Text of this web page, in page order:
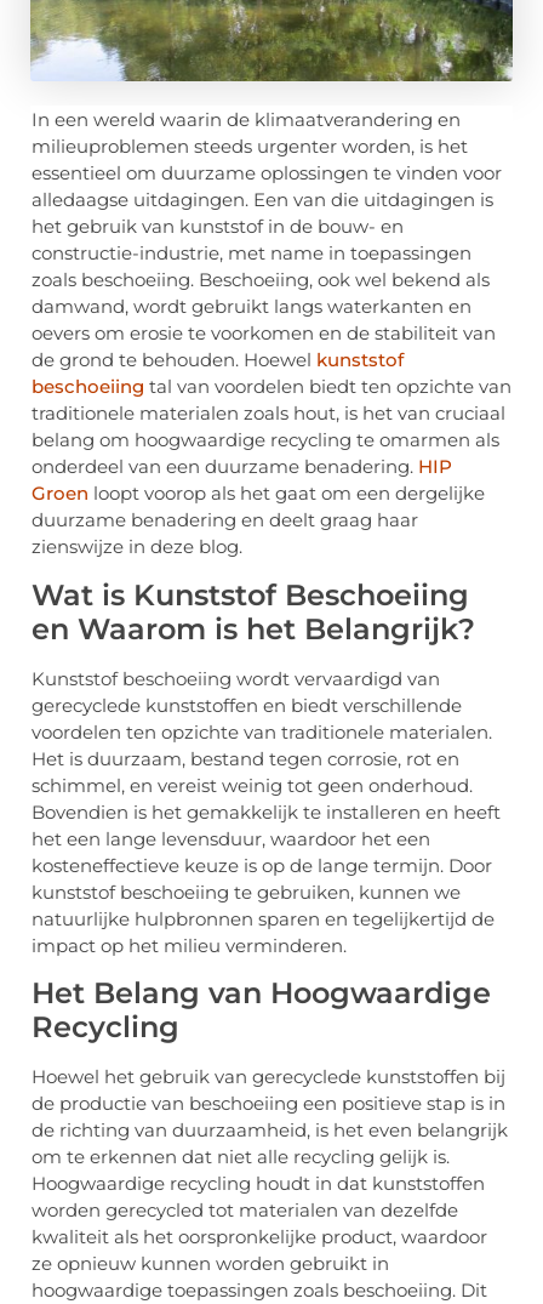
In een wereld waarin de klimaatverandering en
milieuproblemen steeds urgenter worden, is het
essentieel om duurzame oplossingen te vinden voor
alledaagse uitdagingen. Een van die uitdagingen is
het gebruik van kunststof in de bouw- en
constructie-industrie, met name in toepassingen
zoals beschoeiing. Beschoeiing, ook wel bekend als
damwand, wordt gebruikt langs waterkanten en
oevers om erosie te voorkomen en de stabiliteit van
de grond te behouden. Hoewel kunststof
beschoeiing tal van voordelen biedt ten opzichte van
traditionele materialen zoals hout, is het van cruciaal
belang om hoogwaardige recycling te omarmen als
onderdeel van een duurzame benadering. HIP
Groen loopt voorop als het gaat om een dergelijke
duurzame benadering en deelt graag haar
zienswijze in deze blog.
Wat is Kunststof Beschoeiing
en Waarom is het Belangrijk?
Kunststof beschoeiing wordt vervaardigd van
gerecyclede kunststoffen en biedt verschillende
voordelen ten opzichte van traditionele materialen.
Het is duurzaam, bestand tegen corrosie, rot en
schimmel, en vereist weinig tot geen onderhoud.
Bovendien is het gemakkelijk te installeren en heeft
het een lange levensduur, waardoor het een
kosteneffectieve keuze is op de lange termijn. Door
kunststof beschoeiing te gebruiken, kunnen we
natuurlijke hulpbronnen sparen en tegelijkertijd de
impact op het milieu verminderen.
Het Belang van Hoogwaardige
Recycling
Hoewel het gebruik van gerecyclede kunststoffen bij
de productie van beschoeiing een positieve stap is in
de richting van duurzaamheid, is het even belangrijk
om te erkennen dat niet alle recycling gelijk is.
Hoogwaardige recycling houdt in dat kunststoffen
worden gerecycled tot materialen van dezelfde
kwaliteit als het oorspronkelijke product, waardoor
ze opnieuw kunnen worden gebruikt in
hoogwaardige toepassingen zoals beschoeiing. Dit